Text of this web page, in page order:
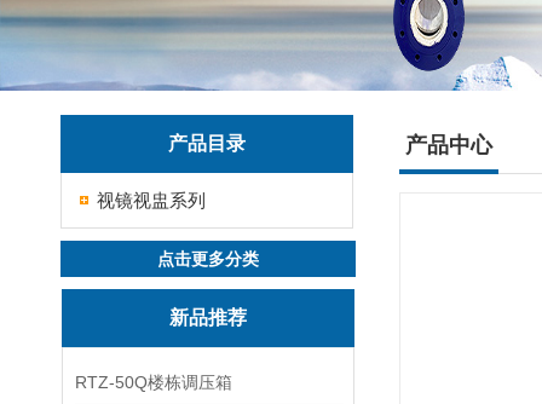
产品目录
视镜视盅系列
点击更多分类
新品推荐
RTZ-50Q楼栋调压箱
产品中心